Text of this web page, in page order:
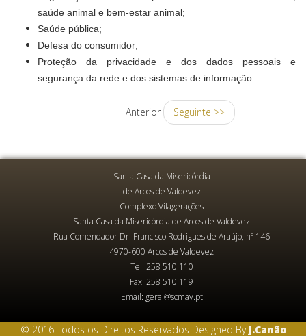
saúde animal e bem-estar animal;
Saúde pública;
Defesa do consumidor;
Proteção da privacidade e dos dados pessoais e
segurança da rede e dos sistemas de informação.
Anterior Seguinte >>
Santa Casa da Misericórdia
de Arcos de Valdevez
Complexo Vilagerações
Santa Casa da Misericórdia de Arcos de Valdevez
Rua Comendador Dr. Francisco Rodrigues de Araújo, nº 146
4970-600 Arcos de Valdevez
Tel: 258 510 110
Fax: 258 510 119
Email: geral@scmav.pt
© 2016 Todos os Direitos Reservados Designed By J.Canão